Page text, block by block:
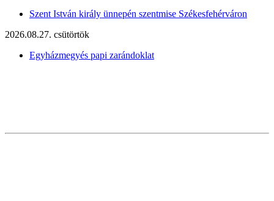
Szent István király ünnepén szentmise Székesfehérváron
2026.08.27. csütörtök
Egyházmegyés papi zarándoklat